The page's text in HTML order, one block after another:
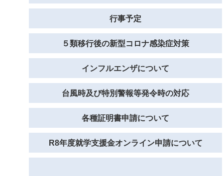
行事予定
５類移行後の新型コロナ感染症対策
インフルエンザについて
台風時及び特別警報等発令時の対応
各種証明書申請について
R8年度就学支援金オンライン申請について